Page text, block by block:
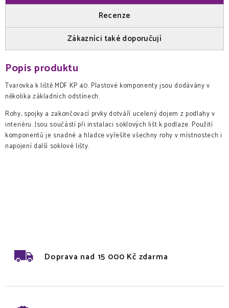
Recenze
Zákazníci také doporučují
Popis produktu
Tvarovka k liště MDF KP 40. Plastové komponenty jsou dodávány v
několika základních odstínech.
Rohy, spojky a zakončovací prvky dotváří ucelený dojem z podlahy v
interiéru. Jsou součástí při instalaci soklových lišt k podlaze. Použití
komponentů je snadné a hladce vyřešíte všechny rohy v místnostech i
napojení další soklové lišty.
Doprava nad 15 000 Kč zdarma